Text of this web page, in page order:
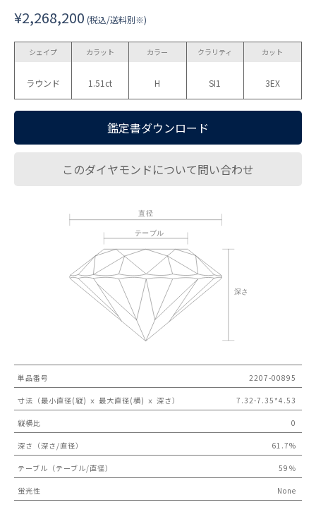
¥2,268,200 (税込/送料別※)
シェイプ
ラウンド
カラット
1.51ct
カラー
H
クラリティ
SI1
カット
3EX
鑑定書ダウンロード
このダイヤモンドについて問い合わせ
単品番号 2207-00895
寸法（最小直径(縦) ｘ 最大直径(横) ｘ 深さ） 7.32-7.35*4.53
縦横比 0
深さ（深さ/直径） 61.7%
テーブル（テーブル/直径） 59％
蛍光性 None